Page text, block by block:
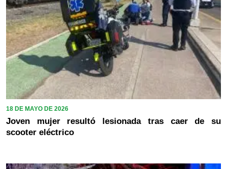
18 DE MAYO DE 2026
Joven mujer resultó lesionada tras caer de su
scooter eléctrico